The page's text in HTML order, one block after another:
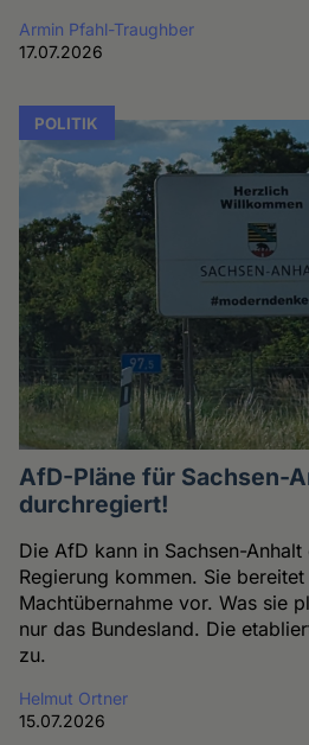
Armin Pfahl-Traughber
17.07.2026
POLITIK
AfD-Pläne für Sachsen-
durchregiert!
Die AfD kann in Sachsen-
Regierung kommen. Sie
Machtübernahme vor. Was sie
nur das Bundesland. Die
zu.
Helmut Ortner
15.07.2026